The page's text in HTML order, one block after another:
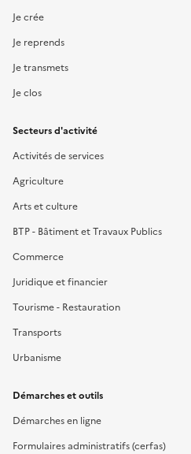
Je crée
Je reprends
Je transmets
Je clos
Secteurs d'activité
Activités de services
Agriculture
Arts et culture
BTP - Bâtiment et Travaux Publics
Commerce
Juridique et financier
Tourisme - Restauration
Transports
Urbanisme
Démarches et outils
Démarches en ligne
Formulaires administratifs (cerfas)